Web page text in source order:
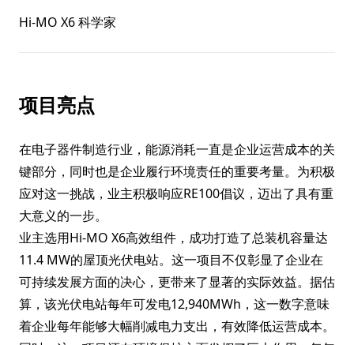
Hi-MO X6 科学家
项目亮点
在电子器件制造行业，能源消耗一直是企业运营成本的关
键部分，同时也是企业履行环境责任的重要考量。为积极
应对这一挑战，业主积极响应RE100倡议，迈出了具有重
大意义的一步。​
业主选用Hi-MO X6高效组件，成功打造了总装机容量达
11.4 MW的屋顶光伏电站。这一项目不仅彰显了企业在
可持续发展方面的决心，更带来了显著的实际效益。据估
算，该光伏电站每年可发电12,940MWh，这一数字意味
着企业每年能够大幅削减电力支出，有效降低运营成本。​